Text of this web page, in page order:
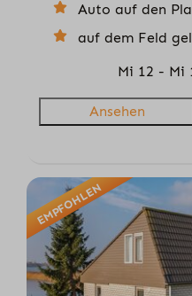
Auto auf den
auf dem Feld
Mi 12 - Mi
Ansehen
EMPFOHLEN